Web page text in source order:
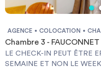
AGENCE COLOCATION
Chambre 3 - FAUCONNET
LE CHECK-IN PEUT ÊTRE
SEMAINE ET NON LE WEEK-END +++Vous devez